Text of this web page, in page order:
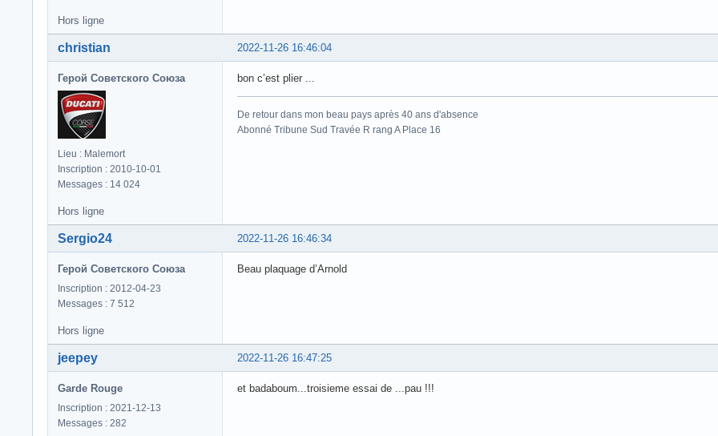
Hors ligne
2022-11-26 16:46:04
christian
Герой Советского Союза
Lieu : Malemort
Inscription : 2010-10-01
Messages : 14 024
bon c’est plier ...
De retour dans mon beau pays après 40 ans d'absence
Abonné Tribune Sud Travée R rang A Place 16
Hors ligne
2022-11-26 16:46:34
Sergio24
Герой Советского Союза
Inscription : 2012-04-23
Messages : 7 512
Beau plaquage d’Arnold
Hors ligne
2022-11-26 16:47:25
jeepey
Garde Rouge
Inscription : 2021-12-13
Messages : 282
et badaboum...troisieme essai de ...pau !!!